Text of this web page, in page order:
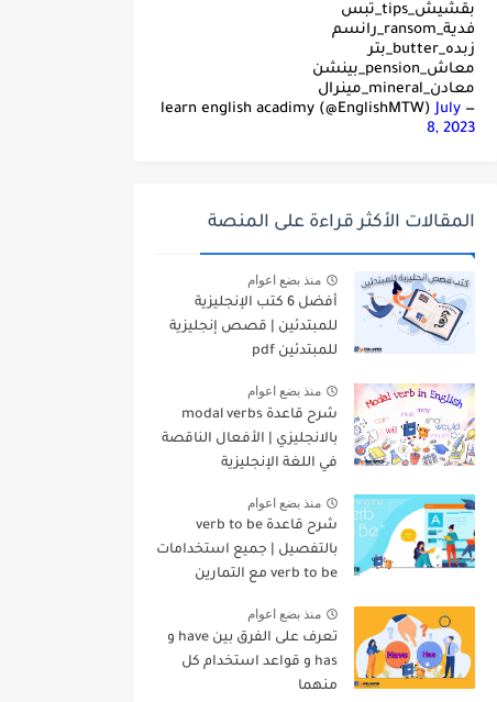
بقشيش_tips_تبس
فدية_ransom_رانسم
زبده_butter_بتر
معاش_pension_بينشن
معادن_mineral_مينرال
— learn english acadimy (@EnglishMTW)
July
8, 2023
المقالات الأكثر قراءة على المنصة
منذ بضع اعوام
أفضل 6 كتب الإنجليزية
للمبتدئين | قصص إنجليزية
للمبتدئين pdf
منذ بضع اعوام
شرح قاعدة modal verbs
بالانجليزي | الأفعال الناقصة
في اللغة الإنجليزية
منذ بضع اعوام
شرح قاعدة verb to be
بالتفصيل | جميع استخدامات
verb to be مع التمارين
منذ بضع اعوام
تعرف على الفرق بين have و
has و قواعد استخدام كل
منهما